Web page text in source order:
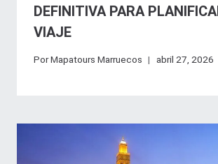
DEFINITIVA PARA
VIAJE
PorMapatours Marruecos abril 27, 2026